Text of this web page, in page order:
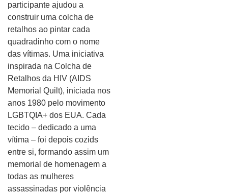
participante ajudou a
construir uma colcha de
retalhos ao pintar cada
quadradinho com o nome
das vítimas. Uma iniciativa
inspirada na Colcha de
Retalhos da HIV (AIDS
Memorial Quilt), iniciada nos
anos 1980 pelo movimento
LGBTQIA+ dos EUA. Cada
tecido – dedicado a uma
vítima – foi depois cozids
entre si, formando assim um
memorial de homenagem a
todas as mulheres
assassinadas por violência